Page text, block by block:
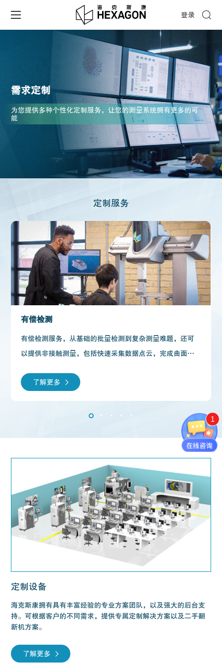
登录
需求定制
为您提供多种个性化定制服务，让您的测量系统拥有更多的可
能
定制服务
有偿检测
有偿检测服务，从基础的批量检测到复杂测量难题，还可
以提供非接触测量，包括快速采集数据点云，完成曲面测
测量。帮助客户实现工件的检测、报告出具、尺寸偏差分
了解更多
定制设备
海克斯康拥有具有丰富经验的专业方案团队，以及强大的后台支
持。可根据客户的不同需求，提供专属定制解决方案以及二手翻
新机方案。
了解更多
1